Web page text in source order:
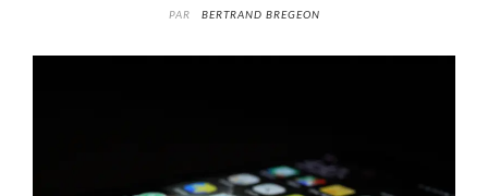
PAR BERTRAND BREGEON